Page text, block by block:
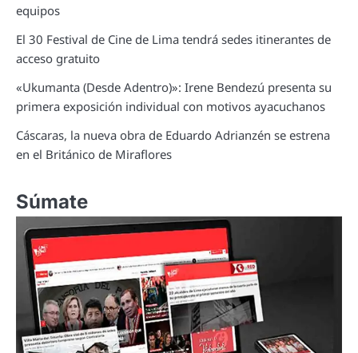
equipos
El 30 Festival de Cine de Lima tendrá sedes itinerantes de
acceso gratuito
«Ukumanta (Desde Adentro)»: Irene Bendezú presenta su
primera exposición individual con motivos ayacuchanos
Cáscaras, la nueva obra de Eduardo Adrianzén se estrena
en el Británico de Miraflores
Súmate